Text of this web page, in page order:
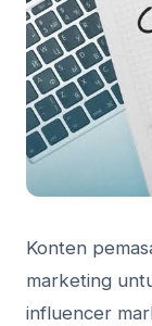
Konten
marketing
influencer